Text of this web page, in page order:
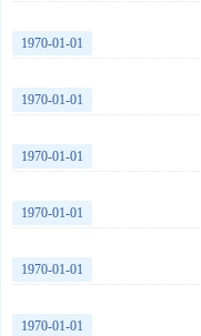
1970-01-01
1970-01-01
1970-01-01
1970-01-01
1970-01-01
1970-01-01